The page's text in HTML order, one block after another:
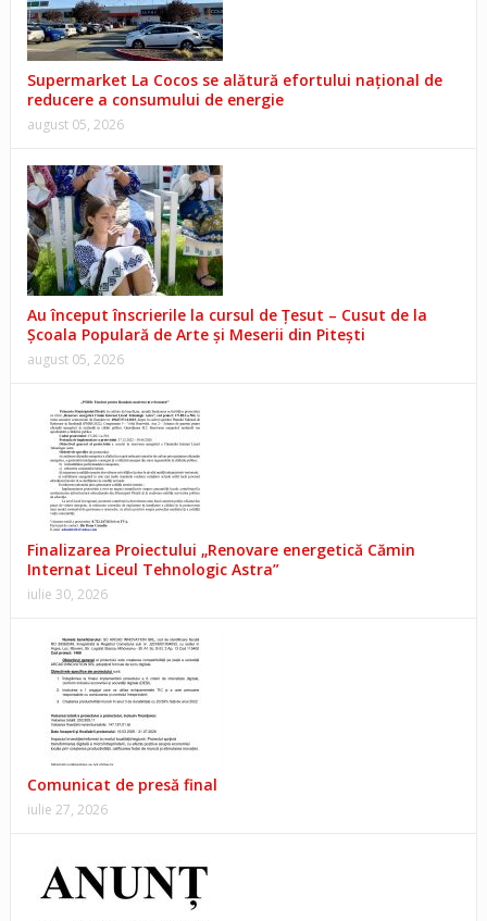
Supermarket La Cocos se alătură efortului național de
reducere a consumului de energie
august 05, 2026
Au început înscrierile la cursul de Țesut – Cusut de la
Școala Populară de Arte și Meserii din Pitești
august 05, 2026
Finalizarea Proiectului „Renovare energetică Cămin
Internat Liceul Tehnologic Astra”
iulie 30, 2026
Comunicat de presă final
iulie 27, 2026